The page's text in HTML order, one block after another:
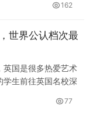
162
世界公认档次最
英国是很多热爱艺术
学生前往英国名校深
77